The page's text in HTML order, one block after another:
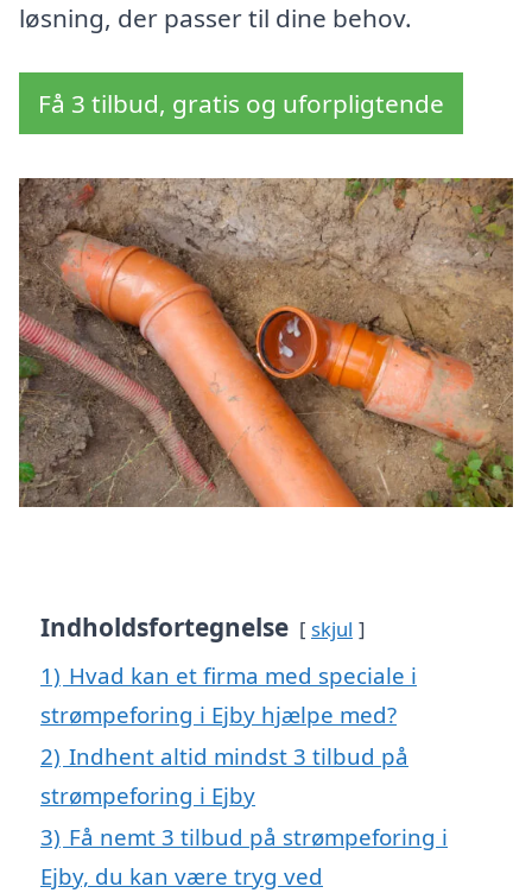
løsning, der passer til dine behov.
Få 3 tilbud, gratis og uforpligtende
Indholdsfortegnelse skjul
1) Hvad kan et firma med speciale i
strømpeforing i Ejby hjælpe med?
2) Indhent altid mindst 3 tilbud på
strømpeforing i Ejby
3) Få nemt 3 tilbud på strømpeforing i
Ejby, du kan være tryg ved